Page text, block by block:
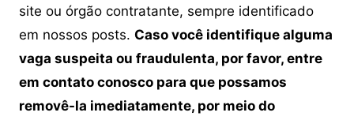
site ou órgão contratante, sempre identificado
em nossos posts. Caso você identifique alguma
vaga suspeita ou fraudulenta, por favor, entre
em contato conosco para que possamos
removê-la imediatamente, por meio do